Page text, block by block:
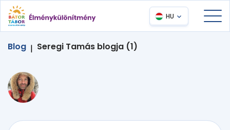
HU
Blog | Seregi Tamás blogja (1)